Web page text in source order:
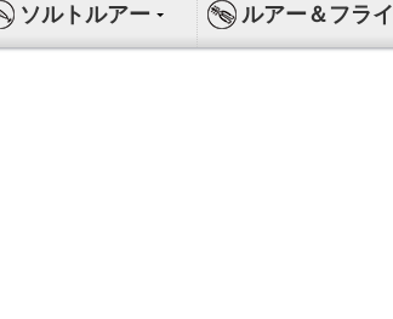
ソルトルアー ルアー＆フライ